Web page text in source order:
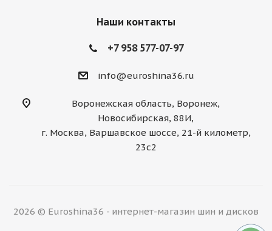
Наши контакты
+7 958 577-07-97
info@euroshina36.ru
Воронежская область, Воронеж,
Новосибирская, 88И,
г. Москва, Варшавское шоссе, 21-й километр,
23с2
2026 © Euroshina36 - интернет-магазин шин и дисков